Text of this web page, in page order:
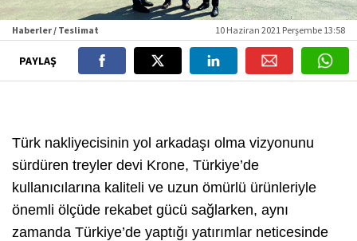
Haberler / Teslimat 10 Haziran 2021 Perşembe 13:58
PAYLAŞ
Türk nakliyecisinin yol arkadaşı olma vizyonunu
sürdüren treyler devi Krone, Türkiye’de
kullanıcılarına kaliteli ve uzun ömürlü ürünleriyle
önemli ölçüde rekabet gücü sağlarken, aynı
zamanda Türkiye’de yaptığı yatırımlar neticesinde